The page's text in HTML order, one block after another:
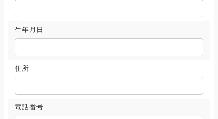
生年月日
住所
電話番号